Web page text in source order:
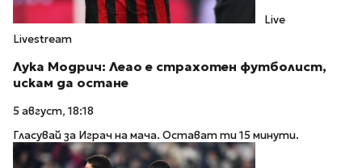
Live
Livestream
Лука Модрич: Леао е страхотен футболист,
искам да остане
5 август, 18:18
Гласувай за Играч на мача. Остават ти 15 минути.